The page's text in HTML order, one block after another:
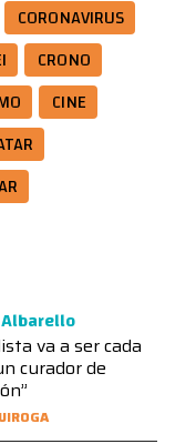
CORONAVIRUS
CRONO
CINE
va a ser cada
curador de